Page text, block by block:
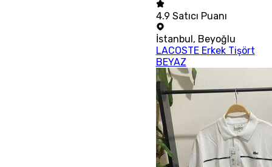
4.9 Satıcı Puanı
İstanbul , Beyoğlu
LACOSTE Erkek Tişört
BEYAZ